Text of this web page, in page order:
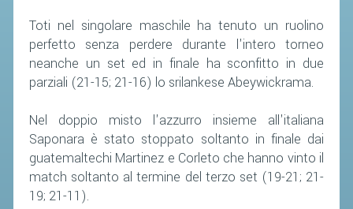
Toti nel singolare maschile ha tenuto un ruolino
perfetto senza perdere durante l'intero torneo
neanche un set ed in finale ha sconfitto in due
parziali (21-15; 21-16) lo srilankese Abeywickrama.
Nel doppio misto l'azzurro insieme all'italiana
Saponara è stato stoppato soltanto in finale dai
guatemaltechi Martinez e Corleto che hanno vinto il
match soltanto al termine del terzo set (19-21; 21-
19; 21-11).